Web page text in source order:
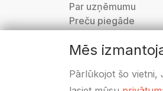
Par uzņēmumu
Preču piegāde
Lietošanas noteikumi
Sīkdatņu iestatījumi
Mēs
Pārlūkojot šo vietni,